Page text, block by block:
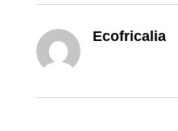
Ecofricalia